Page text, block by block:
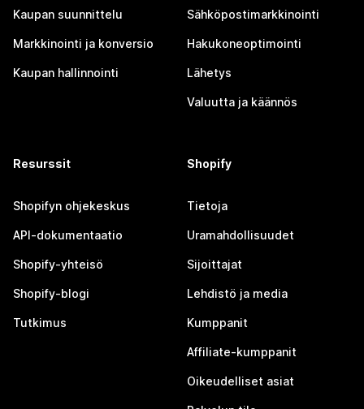
Kaupan suunnittelu
Markkinointi ja konversio
Kaupan hallinnointi
Sähköpostimarkkinointi
Hakukoneoptimointi
Lähetys
Valuutta ja käännös
Resurssit
Shopifyn ohjekeskus
API-dokumentaatio
Shopify-yhteisö
Shopify-blogi
Tutkimus
Shopify
Tietoja
Uramahdollisuudet
Sijoittajat
Lehdistö ja media
Kumppanit
Affiliate-kumppanit
Oikeudelliset asiat